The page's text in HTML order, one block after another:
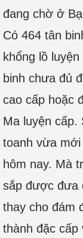
đang chờ ở
Có 464 tân
khổng lồ
binh chưa đủ
cao cấp hoặc
Ma luyện cấp.
toanh vừa
hôm nay. Mà
sắp được đưa
thay cho đám
thành đặc cấp